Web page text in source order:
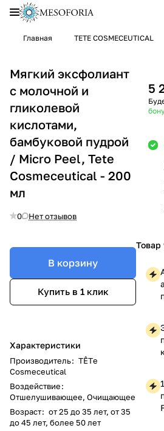
Главная TETE COSMECEUTICAL
Мягкий эксфолиант
с молочной и
гликолевой
кислотами,
бамбуковой пудрой
/ Micro Peel, Tete
Cosmeceutical - 200
мл
0 Нет отзывов
В корзину
Купить в 1 клик
Характеристики
Производитель: TÊTе
Cosmeceutical
Воздействие:
Отшелушивающее, Очищающее
Возраст: от 25 до 35 лет, от 35
до 45 лет, более 50 лет
5
Товар